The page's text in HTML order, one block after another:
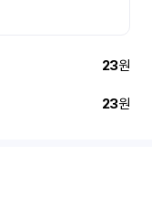
23원
23원